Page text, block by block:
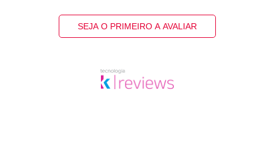
SEJA O PRIMEIRO A AVALIAR